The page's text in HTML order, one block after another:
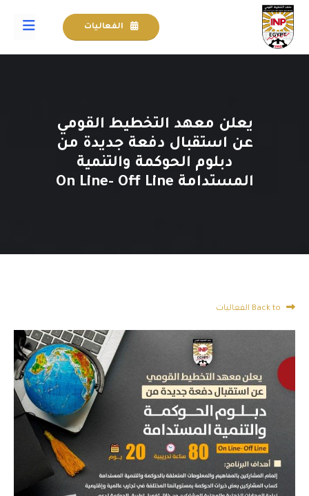
الفعاليات
يعلن معهد التخطيط القومي
عن استقبال دفعة جديدة من
دبلوم الحوكمة والتنمية
المستدامة On Line- Off Line